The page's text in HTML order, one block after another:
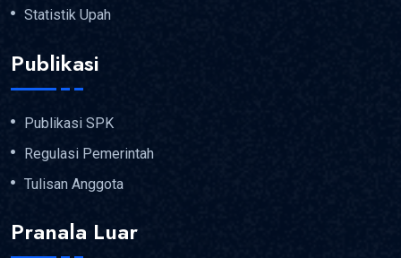
Statistik Upah
Publikasi
Publikasi SPK
Regulasi Pemerintah
Tulisan Anggota
Pranala Luar